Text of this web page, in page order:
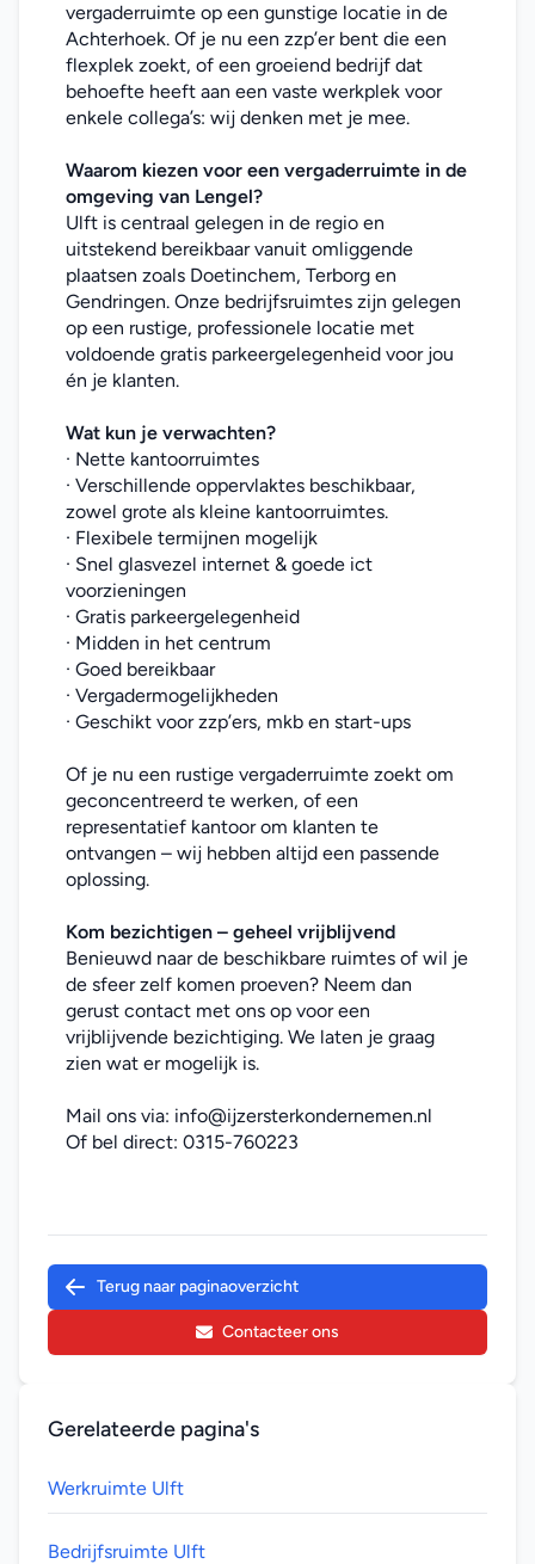
vergaderruimte op een gunstige locatie in de
Achterhoek. Of je nu een zzp’er bent die een
flexplek zoekt, of een groeiend bedrijf dat
behoefte heeft aan een vaste werkplek voor
enkele collega’s: wij denken met je mee.
Waarom kiezen voor een vergaderruimte in de
omgeving van Lengel?
Ulft is centraal gelegen in de regio en
uitstekend bereikbaar vanuit omliggende
plaatsen zoals Doetinchem, Terborg en
Gendringen. Onze bedrijfsruimtes zijn gelegen
op een rustige, professionele locatie met
voldoende gratis parkeergelegenheid voor jou
én je klanten.
Wat kun je verwachten?
· Nette kantoorruimtes
· Verschillende oppervlaktes beschikbaar,
zowel grote als kleine kantoorruimtes.
· Flexibele termijnen mogelijk
· Snel glasvezel internet & goede ict
voorzieningen
· Gratis parkeergelegenheid
· Midden in het centrum
· Goed bereikbaar
· Vergadermogelijkheden
· Geschikt voor zzp’ers, mkb en start-ups
Of je nu een rustige vergaderruimte zoekt om
geconcentreerd te werken, of een
representatief kantoor om klanten te
ontvangen – wij hebben altijd een passende
oplossing.
Kom bezichtigen – geheel vrijblijvend
Benieuwd naar de beschikbare ruimtes of wil je
de sfeer zelf komen proeven? Neem dan
gerust contact met ons op voor een
vrijblijvende bezichtiging. We laten je graag
zien wat er mogelijk is.
Mail ons via: info@ijzersterkondernemen.nl
Of bel direct: 0315-760223
Terug naar paginaoverzicht
Contacteer ons
Gerelateerde pagina's
Werkruimte Ulft
Bedrijfsruimte Ulft